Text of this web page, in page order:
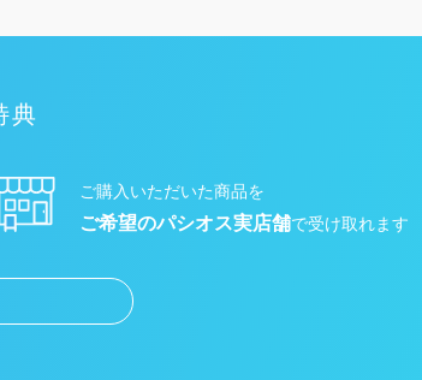
典
ご購入いただいた商品を
ご希望のパシオス実店舗で受け取れます